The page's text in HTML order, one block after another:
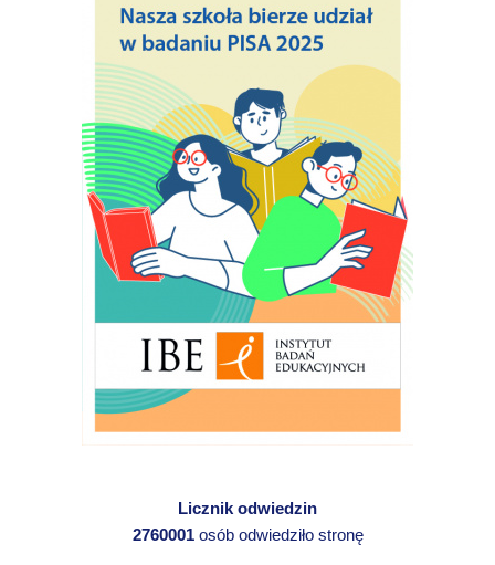
Licznik odwiedzin
2760001osób odwiedziło stronę